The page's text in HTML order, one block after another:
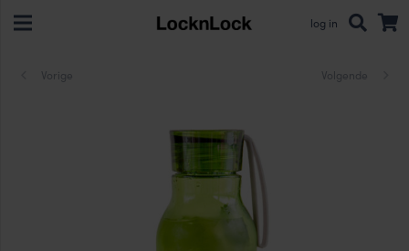
log in
Vorige Volgende